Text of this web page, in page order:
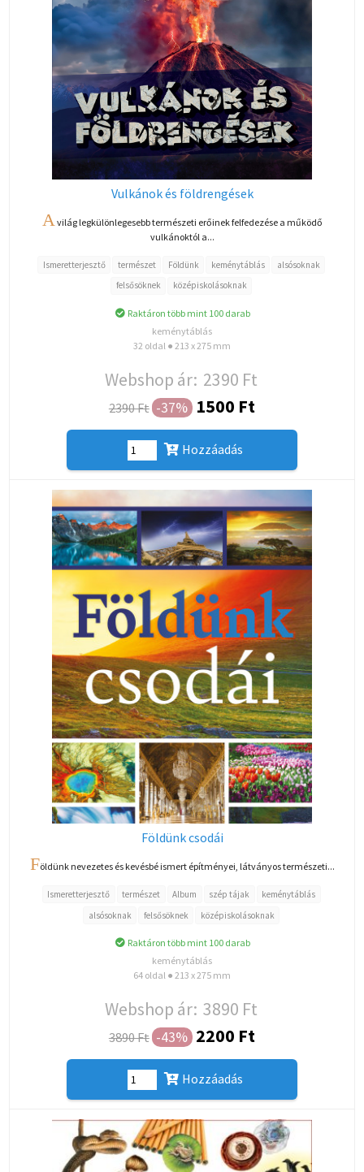
Vulkánok és földrengések
Avilág legkülönlegesebb természeti erőinek felfedezése a működő
vulkánoktól a...
Ismeretterjesztő természet Földünk keménytáblás
alsósoknak
felsősöknek
középiskolásoknak
Raktáron több mint 100 darab
keménytáblás
32 oldal ● 213 x 275 mm
Webshop ár: 2390 Ft
2390 Ft -37% 1500 Ft
Hozzáadás
Földünk csodái
Földünk nevezetes és kevésbé ismert építményei, látványos természeti...
Ismeretterjesztő természet Album szép tájak
keménytáblás
alsósoknak
felsősöknek középiskolásoknak
Raktáron több mint 100 darab
keménytáblás
64 oldal ● 213 x 275 mm
Webshop ár: 3890 Ft
3890 Ft -43% 2200 Ft
Hozzáadás